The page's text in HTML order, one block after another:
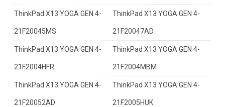
ThinkPad X13 YOGA GEN 4-
21F20045MS
ThinkPad X13 YOGA GEN 4-
21F20047AD
ThinkPad X13 YOGA GEN 4-
21F2004HFR
ThinkPad X13 YOGA GEN 4-
21F2004MBM
ThinkPad X13 YOGA GEN 4-
21F20052AD
ThinkPad X13 YOGA GEN 4-
21F2005HUK